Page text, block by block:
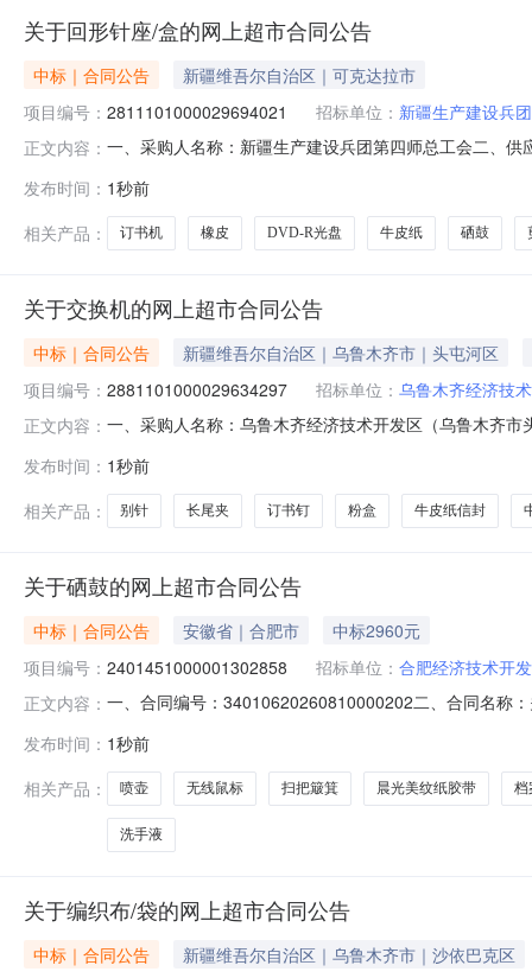
关于回形针座/盒的网上超市合同公告
中标｜合同公告
新疆维吾尔自治区｜可克达拉市
项目编号： 2811101000029694021 招标单位： 新疆生产建设兵
正文内容： 一、采购人名称：新疆生产建设兵团第四师总工会二、
针个10.002202香蕉DVD-R光盘香蕉DVD-R盒
发布时间： 1秒前
相关产品：
订书机 橡皮 DVD-R光盘 牛皮纸 硒鼓
关于交换机的网上超市合同公告
中标｜合同公告
新疆维吾尔自治区｜乌鲁木齐市｜头屯河区
项目编号： 2881101000029634297 招标单位： 乌鲁木齐经济技
正文内容： 一、采购人名称：乌鲁木齐经济技术开发区（乌鲁木齐
容：序号标项名称规格型号单位数量单价(元)总价(元)1
发布时间： 1秒前
相关产品：
别针 长尾夹 订书钉 粉盒 牛皮纸信封
关于硒鼓的网上超市合同公告
中标｜合同公告 安徽省｜合肥市
中标2960元
项目编号： 2401451000001302858 招标单位： 合肥经济技术开
正文内容： 一、合同编号：34010620260810000202二、合同名称
肥奇异点商贸有限公司地址：安徽省合肥市合肥高新技
发布时间： 1秒前
相关产品：
喷壶 无线鼠标 扫把簸箕 晨光美纹纸胶带 档
洗手液
关于编织布/袋的网上超市合同公告
中标｜合同公告
新疆维吾尔自治区｜乌鲁木齐市｜沙依巴克区